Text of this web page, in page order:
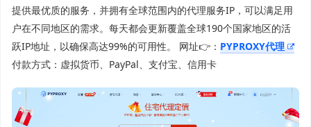
提供最优质的服务，并拥有全球范围内的代理服务IP，可以满足用
户在不同地区的需求。每天都会更新覆盖全球190个国家地区的活
跃IP地址，以确保高达99%的可用性。 网址👉： PYPROXY代理
付款方式：虚拟货币、PayPal、支付宝、信用卡